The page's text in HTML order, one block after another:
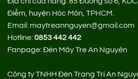
Điểm, huyện Hóc Môn, TPHCM.
Email: maytreannguyen@gmail.com
Hotline:0853 442 442
Fanpage:Đèn Mây Tre An Nguyên
Công ty TNHH Đèn Trang Trí An